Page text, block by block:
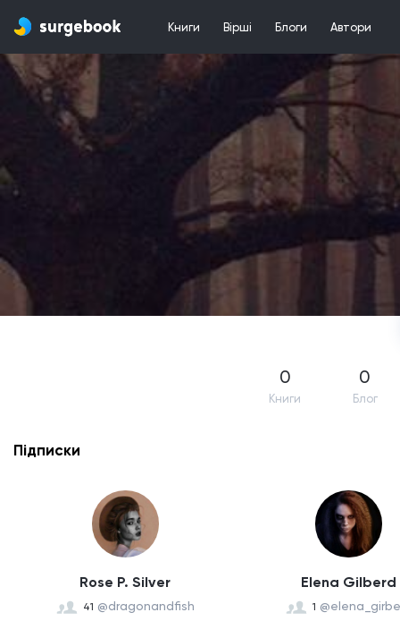
Книги Вірші Блоги Автори
0
Книги
0
Блог
Підписки
Rose P. Silver
41 @dragonandfish
Elena Gilberd
1